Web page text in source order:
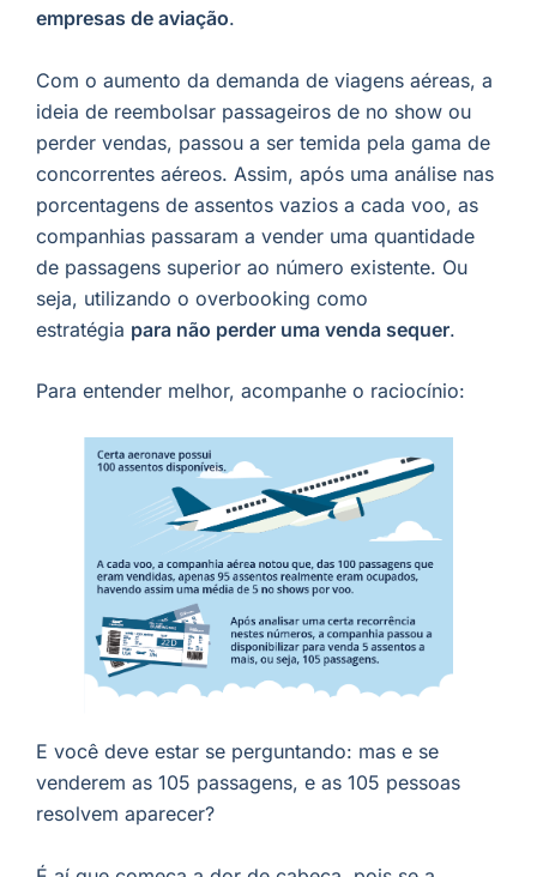
empresas de aviação.
Com o aumento da demanda de viagens aéreas, a
ideia de reembolsar passageiros de no show ou
perder vendas, passou a ser temida pela gama de
concorrentes aéreos. Assim, após uma análise nas
porcentagens de assentos vazios a cada voo, as
companhias passaram a vender uma quantidade
de passagens superior ao número existente. Ou
seja, utilizando o overbooking como
estratégia para não perder uma venda sequer.
Para entender melhor, acompanhe o raciocínio:
E você deve estar se perguntando: mas e se
venderem as 105 passagens, e as 105 pessoas
resolvem aparecer?